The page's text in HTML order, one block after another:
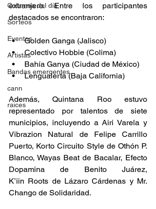
Columna del día
Sorteos
Eventos
Artistas
Bandas emergentes
cann
raices
extranjero. Entre los participantes
destacados se encontraron:
Golden Ganga (Jalisco)
Colectivo Hobbie (Colima)
Bahía Ganya (Ciudad de México)
Lengualerta (Baja California)
Además, Quintana Roo estuvo
representado por talentos de siete
municipios, incluyendo a Airi Varela y
Vibrazion Natural de Felipe Carrillo
Puerto, Korto Circuito Style de Othón P.
Blanco, Wayas Beat de Bacalar, Efecto
Dopamina de Benito Juárez,
K’iin Roots de Lázaro Cárdenas y Mr.
Chango de Solidaridad.